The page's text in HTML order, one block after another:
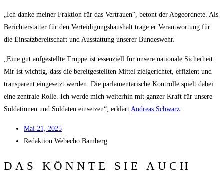
„Ich dan­ke mei­ner Frak­ti­on für das Ver­trau­en“, betont der Abge­ord­ne­te. Als
Bericht­erstat­ter für den Ver­tei­di­gungs­haus­halt tra­ge er Ver­ant­wor­tung für
die Ein­satz­be­reit­schaft und Aus­stat­tung unse­rer Bundeswehr.
„Eine gut auf­ge­stell­te Trup­pe ist essen­zi­ell für unse­re natio­na­le Sicher­heit.
Mir ist wich­tig, dass die bereit­ge­stell­ten Mit­tel ziel­ge­rich­tet, effi­zi­ent und
trans­pa­rent ein­ge­setzt wer­den. Die par­la­men­ta­ri­sche Kon­trol­le spielt dabei
eine zen­tra­le Rol­le. Ich wer­de mich wei­ter­hin mit gan­zer Kraft für unse­re
Sol­da­tin­nen und Sol­da­ten ein­set­zen“, erklärt Andre­as Schwarz
Mai 21, 2025
Redak­ti­on Web­echo Bamberg
DAS KÖNNTE SIE AUCH